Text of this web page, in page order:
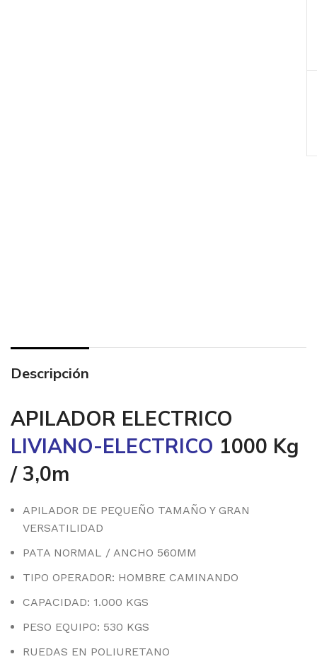
Descripción
APILADOR ELECTRICO
LIVIANO-ELECTRICO 1000 Kg
/ 3,0m
APILADOR DE PEQUEÑO TAMAÑO Y GRAN
VERSATILIDAD
PATA NORMAL / ANCHO 560MM
TIPO OPERADOR: HOMBRE CAMINANDO
CAPACIDAD: 1.000 KGS
PESO EQUIPO: 530 KGS
RUEDAS EN POLIURETANO